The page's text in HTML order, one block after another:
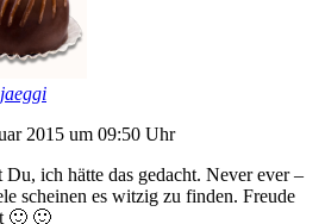
2015 um 09:50 Uhr
Du, ich hätte das gedacht. Never ever –
scheinen es witzig zu finden. Freude
🙂 🙂